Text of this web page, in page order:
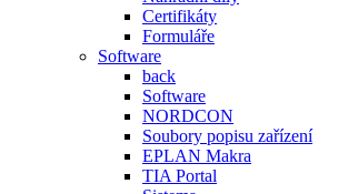
Certifikáty
Formuláře
Software
back
Software
NORDCON
Soubory popisu zařízení
EPLAN Makra
TIA Portal